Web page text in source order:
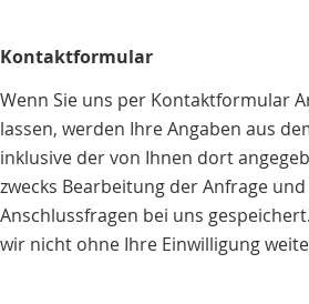
Kontaktformular
Wenn Sie uns per Kontaktformular
lassen, werden Ihre Angaben aus
inklusive der von Ihnen dort
zwecks Bearbeitung der Anfrage
Anschlussfragen bei uns
wir nicht ohne Ihre Einwilligung